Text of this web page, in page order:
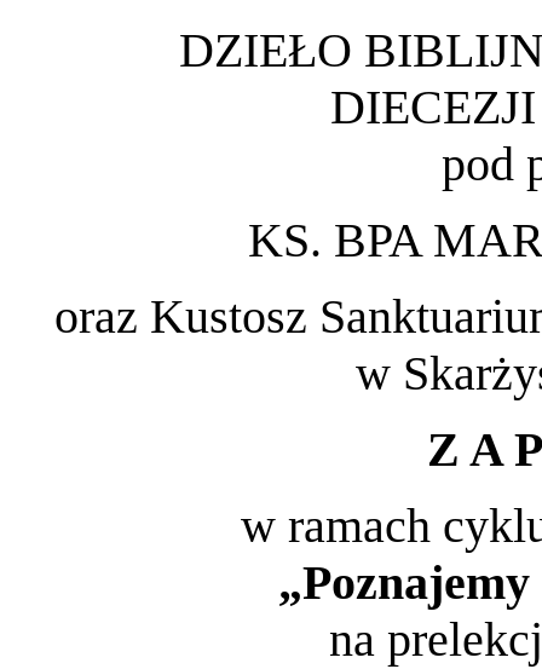
DZIEŁO
pod
KS. BPA
oraz Kustosz
w
Z A
w ramach
na